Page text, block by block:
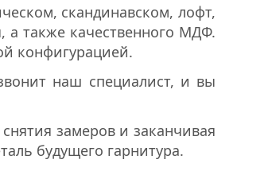
скандинавском, лофт,
а также качественного МДФ.
конфигурацией.
наш специалист, и вы
замеров и заканчивая
будущего гарнитура.